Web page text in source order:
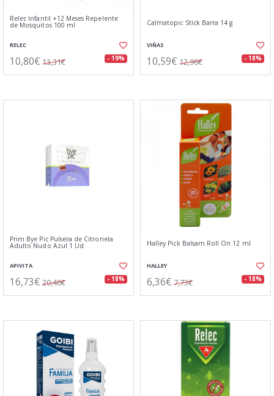
Relec Infantil +12 Meses Repelente
de Mosquitos 100 ml
RELEC
10,80€ 13,31€ - 19%
Calmatopic Stick Barra 14 g
VIÑAS
10,59€ 12,96€ - 18%
Prim Bye Pic Pulsera de Citronela
Adulto Nudo Azul 1 Ud
APIVITA
16,73€ 20,46€ - 18%
Halley Pick Balsam Roll On 12 ml
HALLEY
6,36€ 7,73€ - 18%